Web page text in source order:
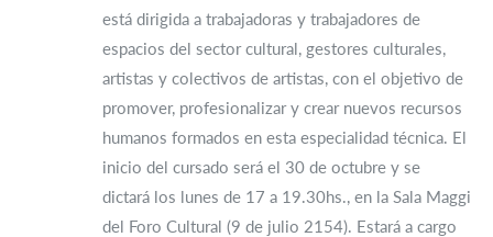
está dirigida a trabajadoras y trabajadores de
espacios del sector cultural, gestores culturales,
artistas y colectivos de artistas, con el objetivo de
promover, profesionalizar y crear nuevos recursos
humanos formados en esta especialidad técnica. El
inicio del cursado será el 30 de octubre y se
dictará los lunes de 17 a 19.30hs., en la Sala Maggi
del Foro Cultural (9 de julio 2154). Estará a cargo